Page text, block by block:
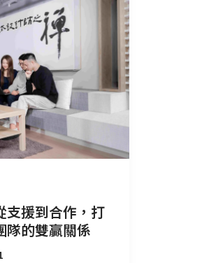
支援到合作，打
隊的雙贏關係